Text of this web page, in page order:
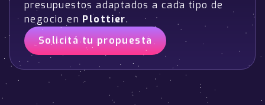
presupuestos adaptados a cada tipo de
negocio en Plottier.
Solicitá tu propuesta